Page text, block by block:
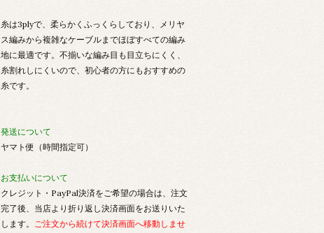
糸は3plyで、柔らかくふっくらしており、メリヤ
ス編みから複雑なケーブルまでほぼすべての編み
地に最適です。不揃いな編み目も目立ちにくく、
糸割れしにくいので、初心者の方にもおすすめの
糸です。
発送について
ヤマト便（時間指定可）
お支払いについて
クレジット・PayPal決済をご希望の場合は、注文
完了後、当店より折り返し決済画面をお送りいた
します。 ご注文から続けて決済画面へ移動しませ